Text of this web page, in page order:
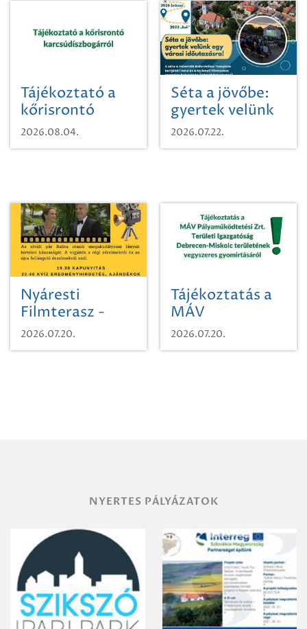
Tájékoztató a
kőrisrontó
karcsúdíszbogárról
2026.08.04.
Séta a jövőbe:
gyertek velünk
egy városi
időutazásra!
2026.07.22.
Nyáresti
Filmterasz -
Beugró a
Paradicsomba
2026.07.20.
Tájékoztatás a
MÁV
Pályaműködtetési
Zrt. Területi
2026.07.20.
NYERTES PÁLYÁZATOK